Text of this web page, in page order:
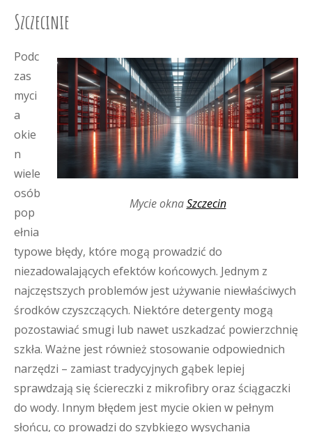
Szczecinie
Mycie oknaSzczecin
Podc
zas
myci
a
okie
n
wiele
osób
pop
ełnia
typowe błędy, które mogą prowadzić do
niezadowalających efektów końcowych. Jednym z
najczęstszych problemów jest używanie niewłaściwych
środków czyszczących. Niektóre detergenty mogą
pozostawiać smugi lub nawet uszkadzać powierzchnię
szkła. Ważne jest również stosowanie odpowiednich
narzędzi – zamiast tradycyjnych gąbek lepiej
sprawdzają się ściereczki z mikrofibry oraz ściągaczki
do wody. Innym błędem jest mycie okien w pełnym
słońcu, co prowadzi do szybkiego wysychania